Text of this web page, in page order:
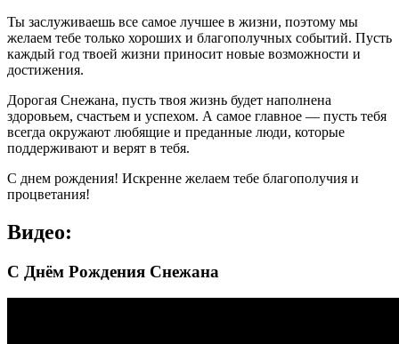
Ты заслуживаешь все самое лучшее в жизни, поэтому мы
желаем тебе только хороших и благополучных событий. Пусть
каждый год твоей жизни приносит новые возможности и
достижения.
Дорогая Снежана, пусть твоя жизнь будет наполнена
здоровьем, счастьем и успехом. А самое главное — пусть тебя
всегда окружают любящие и преданные люди, которые
поддерживают и верят в тебя.
С днем рождения! Искренне желаем тебе благополучия и
процветания!
Видео:
С Днём Рождения Снежана